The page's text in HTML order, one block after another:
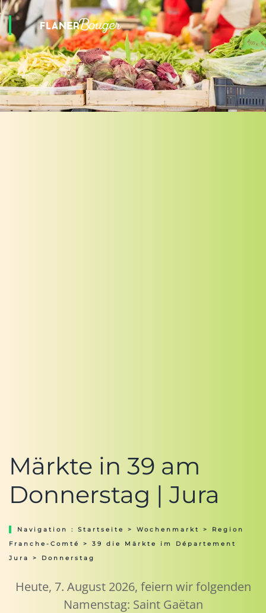
Märkte in 39 am
Donnerstag | Jura
Navigation : Startseite > Wochenmarkt > Region
Franche-Comté
> 39 die Märkte im Département
Jura
> Donnerstag
Heute, 7. August 2026, feiern wir folgenden
Namenstag: Saint Gaëtan